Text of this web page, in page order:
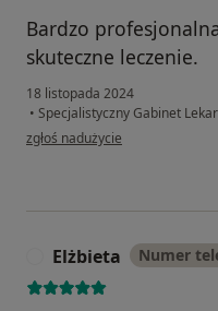
Bardzo
skuteczne leczenie.
18 listopada 2024
• Specjalistyczny Gabinet
w opinii użytkownika Piotr
zgłoś nadużycie
Elżbieta Numer